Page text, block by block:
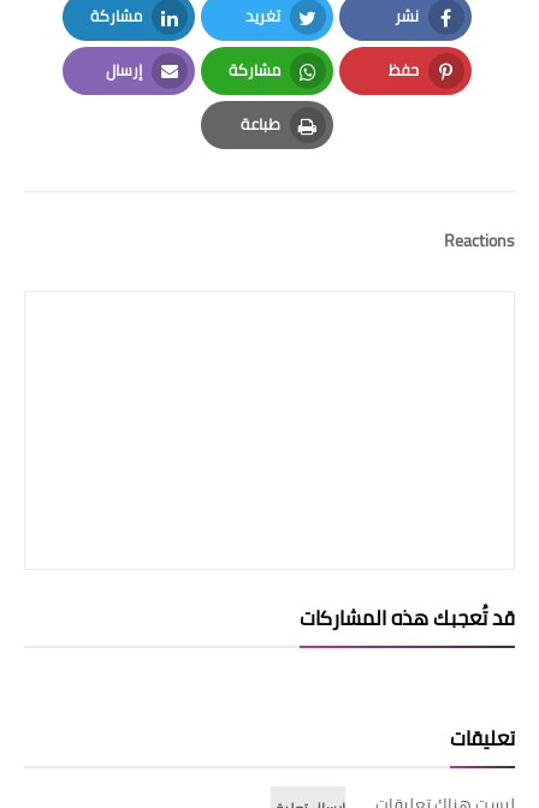
نشر
Facebook
تغريد
Twitter
مشاركة
LinkedIn
حفظ
Pinterest
مشاركة
Whatsapp
إرسال
Email
طباعة
Print
Reactions
قد تُعجبك هذه المشاركات
تعليقات